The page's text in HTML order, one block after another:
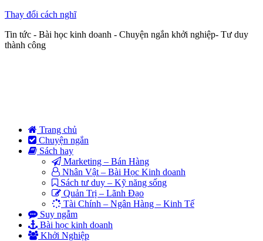
Thay đổi cách nghĩ
Tin tức - Bài học kinh doanh - Chuyện ngắn khởi nghiệp- Tư duy
thành công
Trang chủ
Chuyện ngắn
Sách hay
Marketing – Bán Hàng
Nhân Vật – Bài Học Kinh doanh
Sách tư duy – Kỹ năng sống
Quản Trị – Lãnh Đạo
Tài Chính – Ngân Hàng – Kinh Tế
Suy ngẫm
Bài học kinh doanh
Khởi Nghiệp